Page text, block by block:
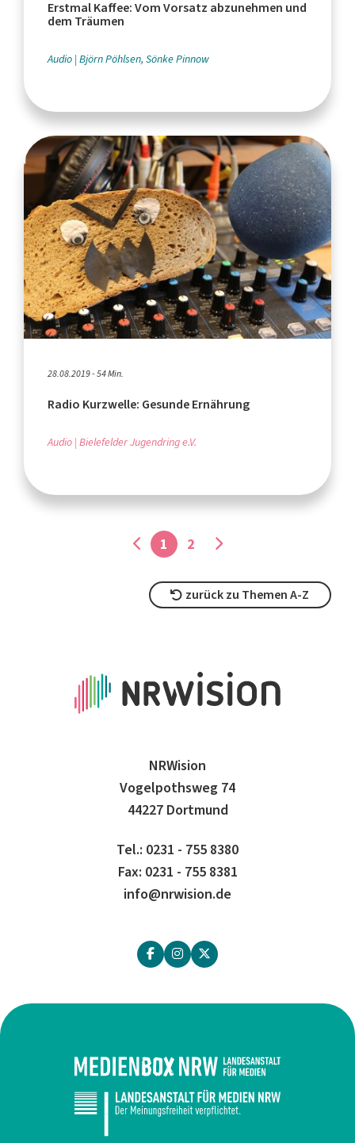
Erstmal Kaffee: Vom Vorsatz abzunehmen und
dem Träumen
Audio Björn Pöhlsen, Sönke Pinnow
28.08.2019 - 54 Min.
Radio Kurzwelle: Gesunde Ernährung
Audio Bielefelder Jugendring e.V.
1 2
zurück zu Themen A-Z
NRWision
Vogelpothsweg 74
44227 Dortmund
Tel.: 0231 - 755 8380
Fax: 0231 - 755 8381
info@nrwision.de